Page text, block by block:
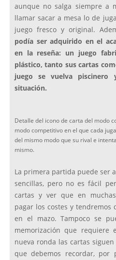
aunque no salga siempre a
llamar sacar a mesa lo de
juego fresco y original.
podía ser adquirido en el
en la reseña: un juego
plástico, tanto sus cartas
juego se vuelva piscinero
situación.
Detalle del icono de carta del modo
modo competitivo en el que cada
del mismo modo que su rival e
mismo.
La primera partida puede ser
sencillas, pero no es fácil
cartas y ver que en
pagar los costes y tendremos
en el mazo. Tampoco se
memorización que requiere
nueva ronda las cartas
que debemos recordar, por